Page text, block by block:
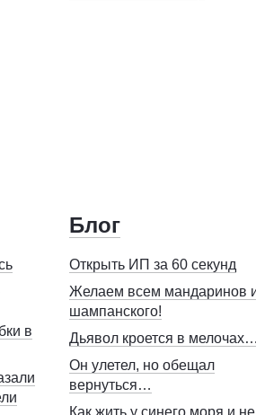
в
Блог
Открыть ИП за 60 секунд
Желаем всем мандаринов
шампанского!
Дьявол кроется в мелочах…
Он улетел, но обещал
вернуться…
Как жить у синего моря и не